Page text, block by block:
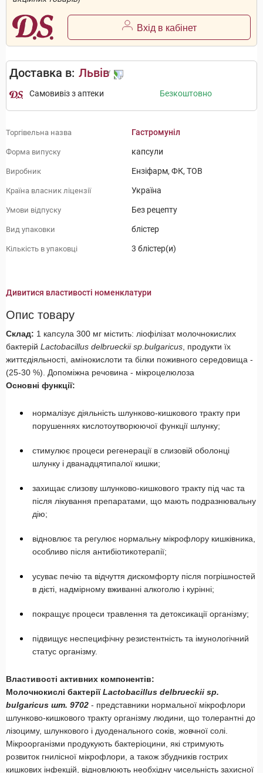
Вхід в кабінет
Доставка в: Львів
Самовивіз з аптеки Безкоштовно
Торгівельна назва Гастромуніл
Форма випуску капсули
Виробник Ензіфарм, ФК, ТОВ
Країна власник ліцензії Україна
Умови відпуску Без рецепту
Вид упаковки блістер
Кількість в упаковці 3 блістер(и)
Дивитися властивості номенклатури
Опис товару
Склад: 1 капсула 300 мг містить: ліофілізат молочнокислих
бактерій Lactobacillus delbrueckii sp.bulgaricus , продукти їх
життєдіяльності, амінокислоти та білки поживного середовища -
(25-30 %). Допоміжна речовина - мікроцелюлоза
Основні функції:
нормалізує діяльність шлунково-кишкового тракту при
порушеннях кислотоутворюючої функції шлунку;
стимулює процеси регенерації в слизовій оболонці
шлунку і дванадцятипалої кишки;
захищає слизову шлунково-кишкового тракту під час та
після лікування препаратами, що мають подразнювальну
дію;
відновлює та регулює нормальну мікрофлору кишківника,
особливо після антибіотикотерапії;
усуває печію та відчуття дискомфорту після погрішностей
в дієті, надмірному вживанні алкоголю і курінні;
покращує процеси травлення та детоксикації організму;
підвищує неспецифічну резистентність та імунологічний
статус організму.
Властивості активних компонентів:
Молочнокислі бактеріїLactobacillus delbrueckii sp.
bulgaricus шт. 9702 - представники нормальної мікрофло­ри
шлунково-кишкового тракту організму людини, що толе­рантні до
лізоциму, шлункового і дуоденального соків, жовч­ної солі.
Мікроорганізми продукують бактеріоцини, які стри­мують
розвиток гнилісної мікрофлори, а також збудників го­стрих
кишкових інфекцій, відновлюють необхідну чисель­ність захисної